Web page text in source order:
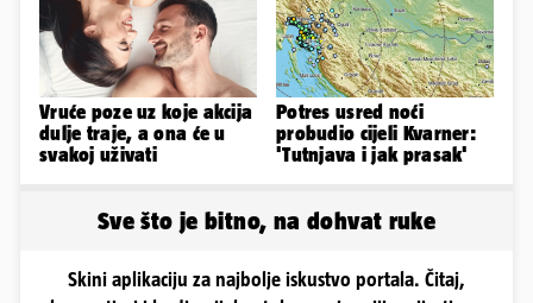
Vruće poze uz koje akcija
dulje traje, a ona će u
svakoj uživati
Potres usred noći
probudio cijeli Kvarner:
'Tutnjava i jak prasak'
Sve što je bitno, na dohvat ruke
Skini aplikaciju za najbolje iskustvo portala. Čitaj,